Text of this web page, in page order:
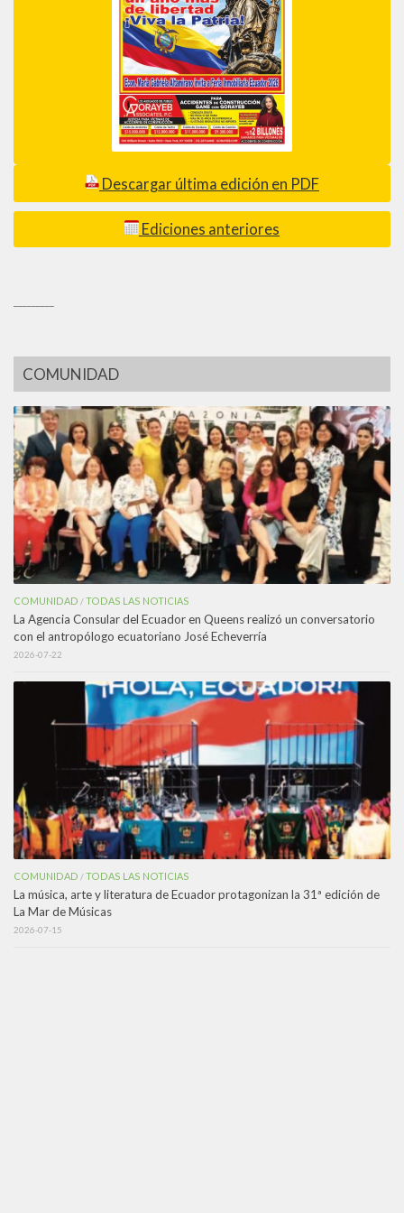
Descargar última edición en PDF
Ediciones anteriores
COMUNIDAD
COMUNIDAD /TODAS LAS NOTICIAS
La Agencia Consular del Ecuador en Queens realizó un conversatorio
con el antropólogo ecuatoriano José Echeverría
2026-07-22
COMUNIDAD /TODAS LAS NOTICIAS
La música, arte y literatura de Ecuador protagonizan la 31ª edición de
La Mar de Músicas
2026-07-15